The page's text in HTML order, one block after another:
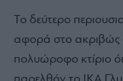
Το δεύτερο
αφορά στο ακριβώς
πολυώροφο κτίριο